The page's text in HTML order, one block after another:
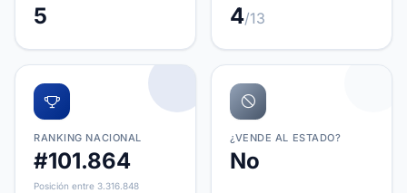
5 4/13
RANKING NACIONAL
#101.864
Posición entre 3.316.848
¿VENDE AL ESTADO?
No